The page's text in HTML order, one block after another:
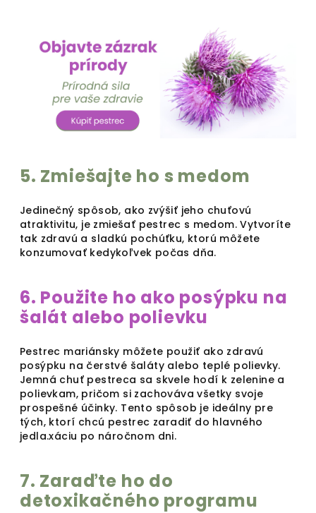
5. Zmiešajte ho s medom
Jedinečný spôsob, ako zvýšiť jeho chuťovú
atraktivitu, je zmiešať pestrec s medom. Vytvoríte
tak zdravú a sladkú pochúťku, ktorú môžete
konzumovať kedykoľvek počas dňa.
6. Použite ho ako posýpku na
šalát alebo polievku
Pestrec mariánsky môžete použiť ako zdravú
posýpku na čerstvé šaláty alebo teplé polievky.
Jemná chuť pestreca sa skvele hodí k zelenine a
polievkam, pričom si zachováva všetky svoje
prospešné účinky. Tento spôsob je ideálny pre
tých, ktorí chcú pestrec zaradiť do hlavného
jedla.xáciu po náročnom dni.
7. Zaraďte ho do
detoxikačného programu